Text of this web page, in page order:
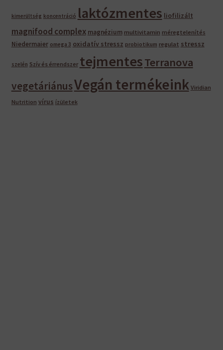
kimerültség koncentráció laktózmentes liofilizált
magnifood complex magnézium multivitamin méregtelenítés
Niedermaier omega 3 oxidatív stressz probiotikum regulat stressz
szelén Szív és érrendszer tejmentesTerranova
vegetáriánusVegán termékeink Viridian
Nutrition vírus ízületek